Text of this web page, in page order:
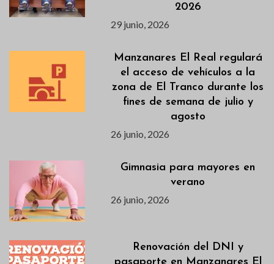
2026
29 junio, 2026
Manzanares El Real regulará
el acceso de vehículos a la
zona de El Tranco durante los
fines de semana de julio y
agosto
26 junio, 2026
Gimnasia para mayores en
verano
26 junio, 2026
Renovación del DNI y